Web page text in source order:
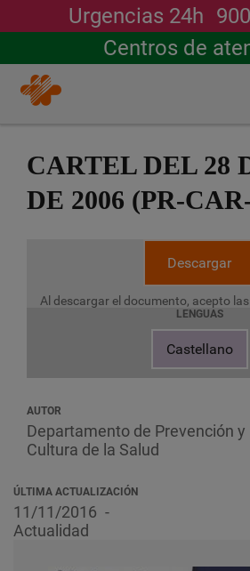
contenido
Urgencias 24h
Centros de
CARTEL DEL 28
DE 2006 (PR-
Descargar
Al descargar el documento, acepto las
LENGUAS
Castellano
AUTOR
Departamento de Prevención y
Cultura de la Salud
ÚLTIMA ACTUALIZACIÓN
11/11/2016
Actualidad